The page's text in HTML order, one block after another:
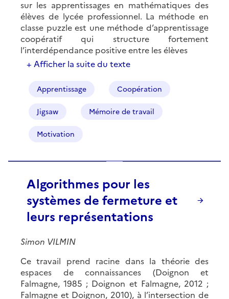
sur les apprentissages en mathématiques des
élèves de lycée professionnel. La méthode en
classe puzzle est une méthode d’apprentissage
coopératif qui structure fortement
l’interdépendance positive entre les élèves
+ Afficher la suite du texte
Apprentissage Coopération
Jigsaw Mémoire de travail
Motivation
Algorithmes pour les
systèmes de fermeture et
leurs représentations
Simon VILMIN
Ce travail prend racine dans la théorie des
espaces de connaissances (Doignon et
Falmagne, 1985 ; Doignon et Falmagne, 2012 ;
Falmagne et Doignon, 2010), à l’intersection de